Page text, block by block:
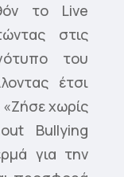
το Live
στις
του
έτσι
χωρίς
Bullying
για την